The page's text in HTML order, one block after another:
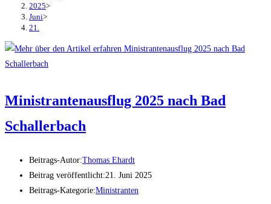
2025>
Juni>
21.
Ministrantenausflug 2025 nach Bad
Schallerbach
Beitrags-Autor:Thomas Ehardt
Beitrag veröffentlicht:21. Juni 2025
Beitrags-Kategorie:Ministranten